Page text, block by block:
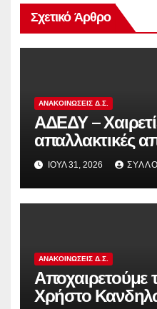
Σχετικό Άρθρο
ΑΝΑΚΟΙΝΏΣΕΙΣ Δ.Σ.
ΑΔΕΔΥ –
απαλλακτικές
διωκόμενους
συμμετείχαν
στην
ΙΟΎΛ 31, 2026
ΑΝΑΚΟΙΝΏΣΕΙΣ Δ.Σ.
Αποχαιρετούμε
Χρήστο